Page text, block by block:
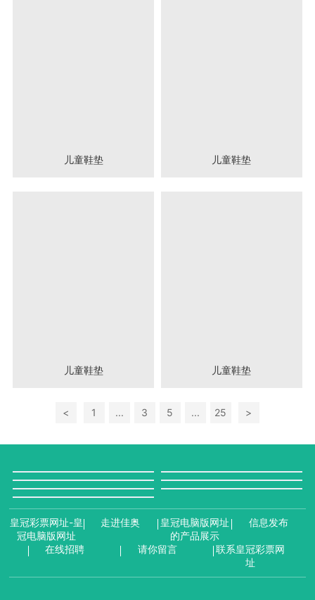
儿童鞋垫 儿童鞋垫
儿童鞋垫 儿童鞋垫
< 1 ... 3 5 ... 25 >
皇冠彩票网址-皇
冠电脑版网址
走进佳奥
皇冠电脑版网址
的产品展示
信息发布
在线招聘 请你留言
联系皇冠彩票网
址